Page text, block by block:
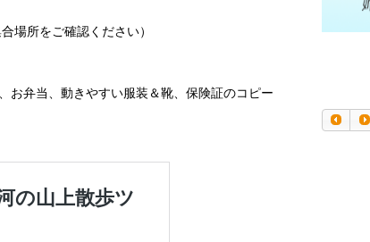
場所をご確認ください）
お弁当、動きやすい服装＆靴、保険証のコピー